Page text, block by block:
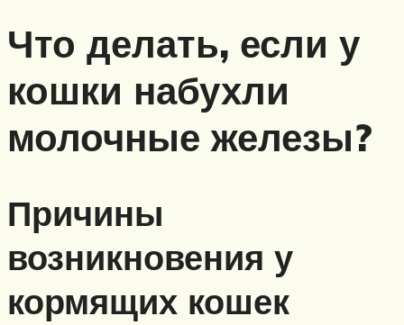
Что делать, если у
кошки набухли
молочные железы?
Причины
возникновения у
кормящих кошек